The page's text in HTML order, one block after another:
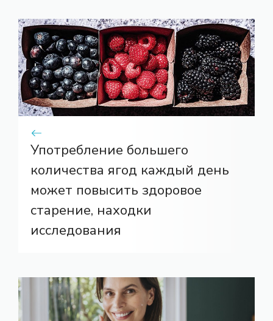
Употребление большего
количества ягод каждый день
может повысить здоровое
старение, находки
исследования